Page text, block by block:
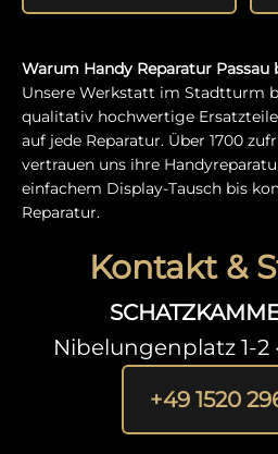
Warum Handy Reparatur Passau
Unsere Werkstatt im Stadtturm
qualitativ hochwertige
auf jede Reparatur. Über 1700
vertrauen uns ihre
einfachem Display-Tausch bis
Reparatur.
Kontakt &
Nibelungenplatz 1-2
+49 1520